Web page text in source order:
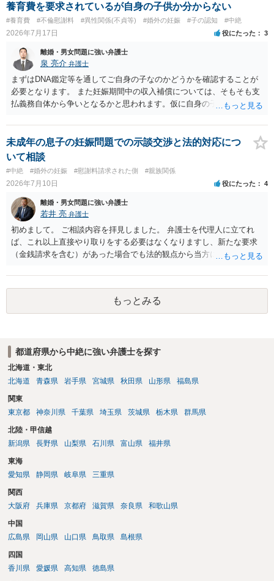
養育費を要求されているが自身の子供か分からない
#養育費 #不倫慰謝料 #異性関係(不貞等) #婚外の妊娠 #子の認知 #中絶
2026年7月17日 役にたった 3
離婚・男女問題に強い弁護士
泉 亮介 弁護士
まずはDNA鑑定等を通してご自身の子なのかどうかを確認することが
必要となります。 また妊娠期間中の収入補償については、そもそも支
払義務自体から争いとなるかと思われます。仮に自身の子であったと
相手に弁護士がついているということであれば、依頼をするかしない
かは別として一度ご自身も個別に弁護士に相談をされたほうが良いで
しょう。
未成年の息子の妊娠問題での示談交渉と法的対応につ
いて相談
#中絶 #婚外の妊娠 #慰謝料請求された側 #親族関係
2026年7月10日 役にたった 4
離婚・男女問題に強い弁護士
若井 亮 弁護士
初めまして。 ご相談内容を拝見しました。 弁護士を代理人に立てれ
ば、これ以上直接やり取りをする必要はなくなりますし、新たな要求
（金銭請求を含む）があった場合でも法的観点から当方に支払うべき
いのであれば、基本的にはご自身で対応していくことになります。 こ
れ以上の要求を回避するためには、合意内容を書面しておくことで
す。 特に重要な点としては、合意事項以外には貸し借りが無いことを
確認する条項（清算条項）をきちんと盛り込んでおくことです。 お金
もっとみる
都道府県から中絶に強い弁護士を探す
北海道・東北
北海道
青森県 岩手県 宮城県 秋田県 山形県 福島県
関東
東京都
神奈川県 千葉県 埼玉県 茨城県 栃木県 群馬県
北陸・甲信越
新潟県
長野県 山梨県 石川県 富山県 福井県
東海
愛知県
静岡県 岐阜県 三重県
関西
大阪府
兵庫県 京都府 滋賀県 奈良県 和歌山県
中国
広島県
岡山県 山口県 鳥取県 島根県
四国
香川県
愛媛県 高知県 徳島県